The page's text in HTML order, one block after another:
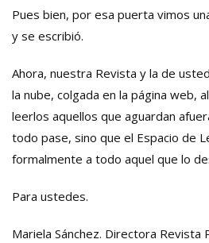
Pues bien, por esa puerta vimos
y se escribió.
Ahora, nuestra Revista y la de
la nube, colgada en la página web,
leerlos aquellos que aguardan
todo pase, sino que el Espacio de
formalmente a todo aquel que lo
Para ustedes.
Mariela Sánchez. Directora Revista